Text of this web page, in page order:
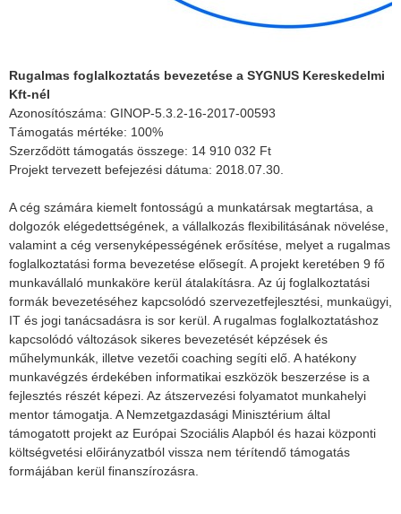
Rugalmas foglalkoztatás bevezetése a SYGNUS Kereskedelmi
Kft-nél
Azonosítószáma: GINOP-5.3.2-16-2017-00593
Támogatás mértéke: 100%
Szerződött támogatás összege: 14 910 032 Ft
Projekt tervezett befejezési dátuma: 2018.07.30.
A cég számára kiemelt fontosságú a munkatársak megtartása, a
dolgozók elégedettségének, a vállalkozás flexibilitásának növelése,
valamint a cég versenyképességének erősítése, melyet a rugalmas
foglalkoztatási forma bevezetése elősegít. A projekt keretében 9 fő
munkavállaló munkaköre kerül átalakításra. Az új foglalkoztatási
formák bevezetéséhez kapcsolódó szervezetfejlesztési, munkaügyi,
IT és jogi tanácsadásra is sor kerül. A rugalmas foglalkoztatáshoz
kapcsolódó változások sikeres bevezetését képzések és
műhelymunkák, illetve vezetői coaching segíti elő. A hatékony
munkavégzés érdekében informatikai eszközök beszerzése is a
fejlesztés részét képezi. Az átszervezési folyamatot munkahelyi
mentor támogatja. A Nemzetgazdasági Minisztérium által
támogatott projekt az Európai Szociális Alapból és hazai központi
költségvetési előirányzatból vissza nem térítendő támogatás
formájában kerül finanszírozásra.